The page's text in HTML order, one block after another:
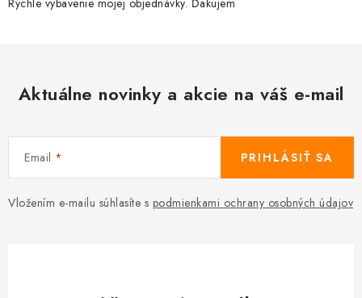
Rýchle vybavenie mojej objednávky. Ďakujem
Aktuálne novinky a akcie na váš e-mail
Email
Vložením e-mailu súhlasíte s podmienkami ochrany osobných údajov
PRIHLÁSIŤ SA